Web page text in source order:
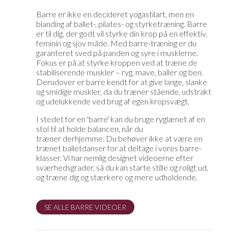
Barre er ikke en decideret yogastilart, men en
blanding af ballet-, pilates- og styrketræning. Barre
er til dig, der godt vil styrke din krop på en effektiv,
feminin og sjov måde. Med barre-træning er du
garanteret sved på panden og syre i musklerne.
Fokus er på at styrke kroppen ved at træne de
stabiliserende muskler – ryg, mave, baller og ben.
Derudover er barre kendt for at give lange, slanke
og smidige muskler, da du træner stående, udstrakt
og udelukkende ved brug af egen kropsvægt.
I stedet for en 'barre' kan du bruge ryglænet af en
stol til at holde balancen, når du
træner derhjemme. Du behøver ikke at være en
trænet balletdanser for at deltage i vores barre-
klasser. Vi har nemlig designet videoerne efter
sværhedsgrader, så du kan starte stille og roligt ud,
og træne dig og stærkere og mere udholdende.
SE ALLE BARRE VIDEOER